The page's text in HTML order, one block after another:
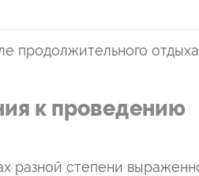
продолжительного отдыха
к проведению
разной степени